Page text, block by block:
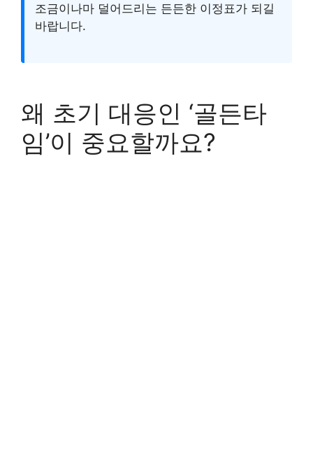
조금이나마 덜어드리는 든든한 이정표가 되길
바랍니다.
왜 초기 대응인 ‘골든타
임’이 중요할까요?